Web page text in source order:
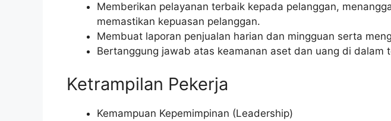
Memberikan pelayanan terbaik kepada pelanggan,
memastikan kepuasan pelanggan.
Membuat laporan penjualan harian dan mingguan serta
Bertanggung jawab atas keamanan aset dan uang di dalam
Ketrampilan Pekerja
Kemampuan Kepemimpinan (Leadership)